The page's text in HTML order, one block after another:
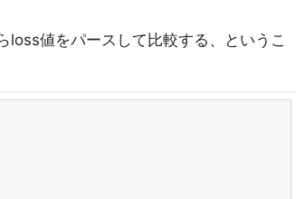
loss値をパースして比較する、というこ